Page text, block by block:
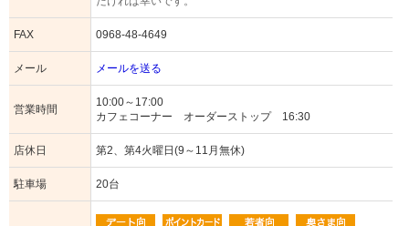
FAX 0968-48-4649
メール メールを送る
営業時間
10:00～17:00
カフェコーナー オーダーストップ 16:30
店休日 第2、第4火曜日(9～11月無休)
駐車場 20台